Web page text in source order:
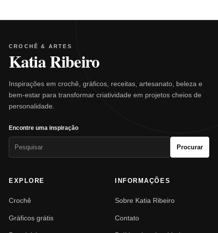
CROCHÊ & ARTES
Katia Ribeiro
Inspirações em crochê, gráficos, receitas, artesanato, beleza e
bem-estar para transformar criatividade em projetos cheios de
personalidade.
Encontre uma inspiração
Procurar
EXPLORE
Crochê
Gráficos grátis
INFORMAÇÕES
Sobre Katia Ribeiro
Contato